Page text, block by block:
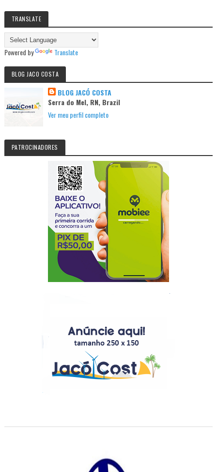
TRANSLATE
Powered by Translate
BLOG JACO COSTA
BLOG JACÓ COSTA
Serra do Mel, RN, Brazil
Ver meu perfil completo
PATROCINADORES